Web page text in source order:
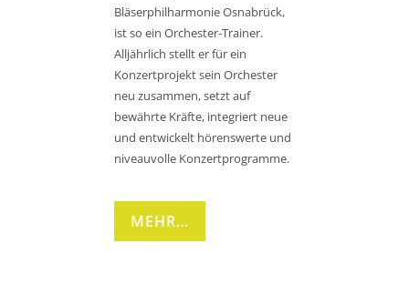
Bläserphilharmonie Osnabrück,
ist so ein Orchester-Trainer.
Alljährlich stellt er für ein
Konzertprojekt sein Orchester
neu zusammen, setzt auf
bewährte Kräfte, integriert neue
und entwickelt hörenswerte und
niveauvolle Konzertprogramme.
MEHR…